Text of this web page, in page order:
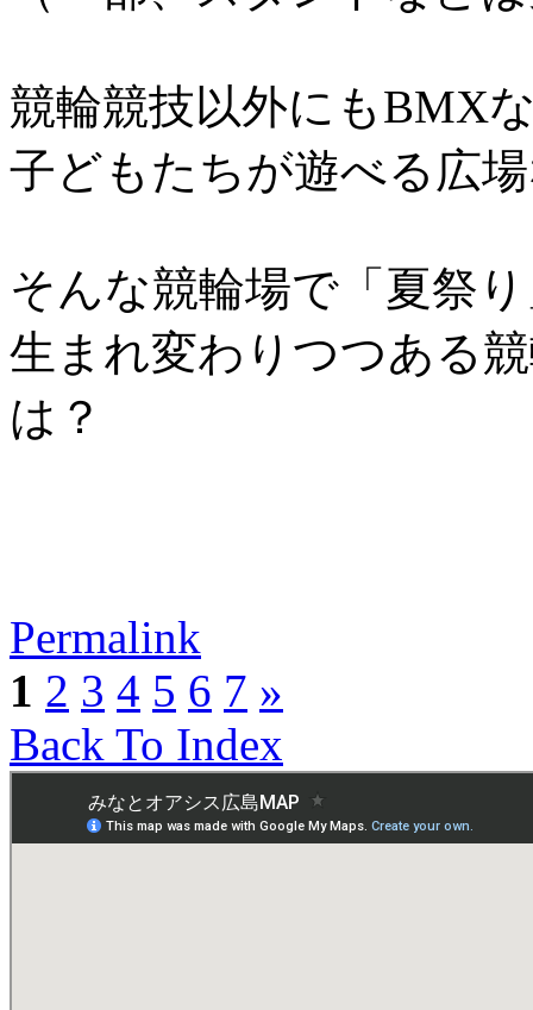
競輪競技以外にもBMX
子どもたちが遊べる広
そんな競輪場で「夏祭
生まれ変わりつつある
は？
Permalink
1 2 3 4 5 6 7 »
Back To Index